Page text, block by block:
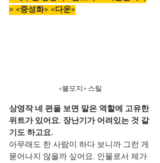
> <중성화> <다운>
<불모지> 스틸
상영작 네 편을 보면 맡은 역할에 고유한
위트가 있어요. 장난기가 어려있는 것 같
기도 하고요.
아무래도 한 사람이 하다 보니까 그런 게
묻어나지 않을까 싶어요. 인물로서 제가